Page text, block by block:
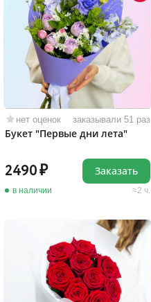
нет оценок заказывали 51 раз
Букет "Первые дни лета"
2490
в наличии 2 ч.
Заказать